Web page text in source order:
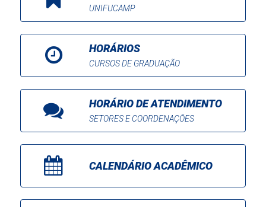
UNIFUCAMP
HORÁRIOS
CURSOS DE GRADUAÇÃO
HORÁRIO DE ATENDIMENTO
SETORES E COORDENAÇÕES
CALENDÁRIO ACADÊMICO